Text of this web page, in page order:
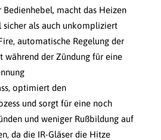
Bedienhebel, macht das Heizen
als auch unkompliziert
automatische Regelung der
während der Zündung für eine
optimiert den
und sorgt für eine noch
und weniger Rußbildung auf
da die IR-Gläser die Hitze